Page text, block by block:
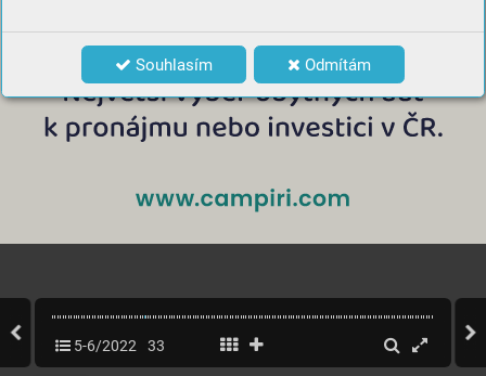
Souhlasím Odmítám
5-6/2022 33